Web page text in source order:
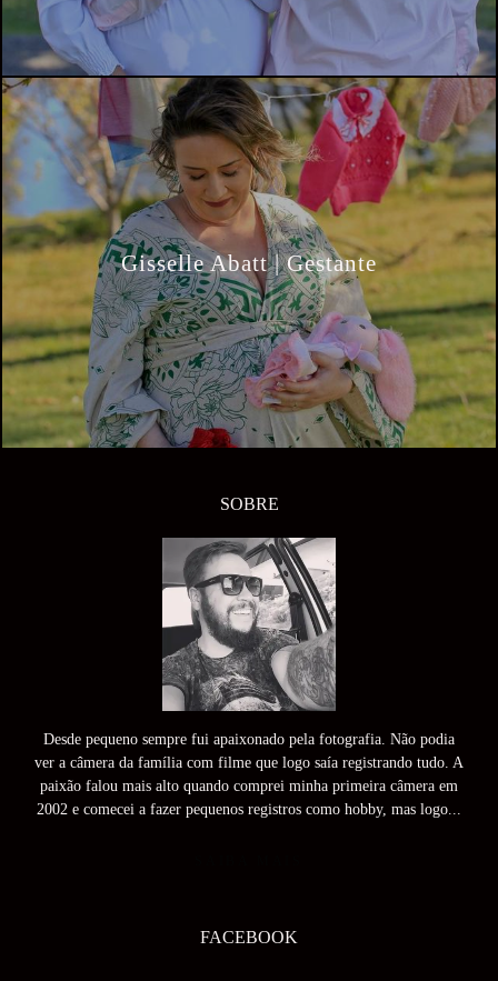
Gisselle Abatt | Gestante
SOBRE
Desde pequeno sempre fui apaixonado pela fotografia. Não podia
ver a câmera da família com filme que logo saía registrando tudo. A
paixão falou mais alto quando comprei minha primeira câmera em
2002 e comecei a fazer pequenos registros como hobby, mas logo...
FACEBOOK